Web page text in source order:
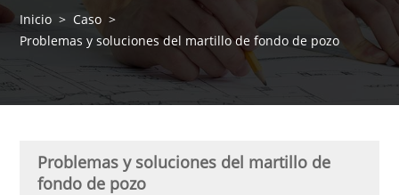
Inicio > Caso >
Problemas y soluciones del martillo de fondo de pozo
Problemas y soluciones del martillo de
fondo de pozo